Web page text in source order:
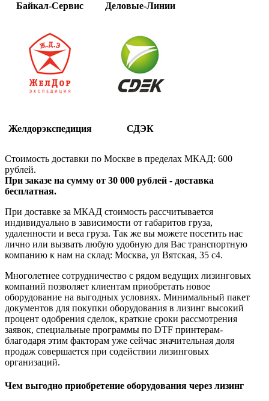
Байкал-Сервис Деловые-Линии
Желдорэкспедиция СДЭК
Стоимость доставки по Москве в пределах МКАД: 600
рублей.
При заказе на сумму от 30 000 рублей - доставка
бесплатная.
При доставке за МКАД стоимость рассчитывается
индивидуально в зависимости от габаритов груза,
удаленности и веса груза. Так же вы можете посетить нас
лично или вызвать любую удобную для Вас транспортную
компанию к нам на склад: Москва, ул Вятская, 35 c4.
Многолетнее сотрудничество с рядом ведущих лизинговых
компаний позволяет клиентам приобретать новое
оборудование на выгодных условиях. Минимальный пакет
документов для покупки оборудования в лизинг высокий
процент одобрения сделок, краткие сроки рассмотрения
заявок, специальные программы по DTF принтерам-
благодаря этим факторам уже сейчас значительная доля
продаж совершается при содействии лизинговых
организаций.
Чем выгодно приобретение оборудования через лизинг